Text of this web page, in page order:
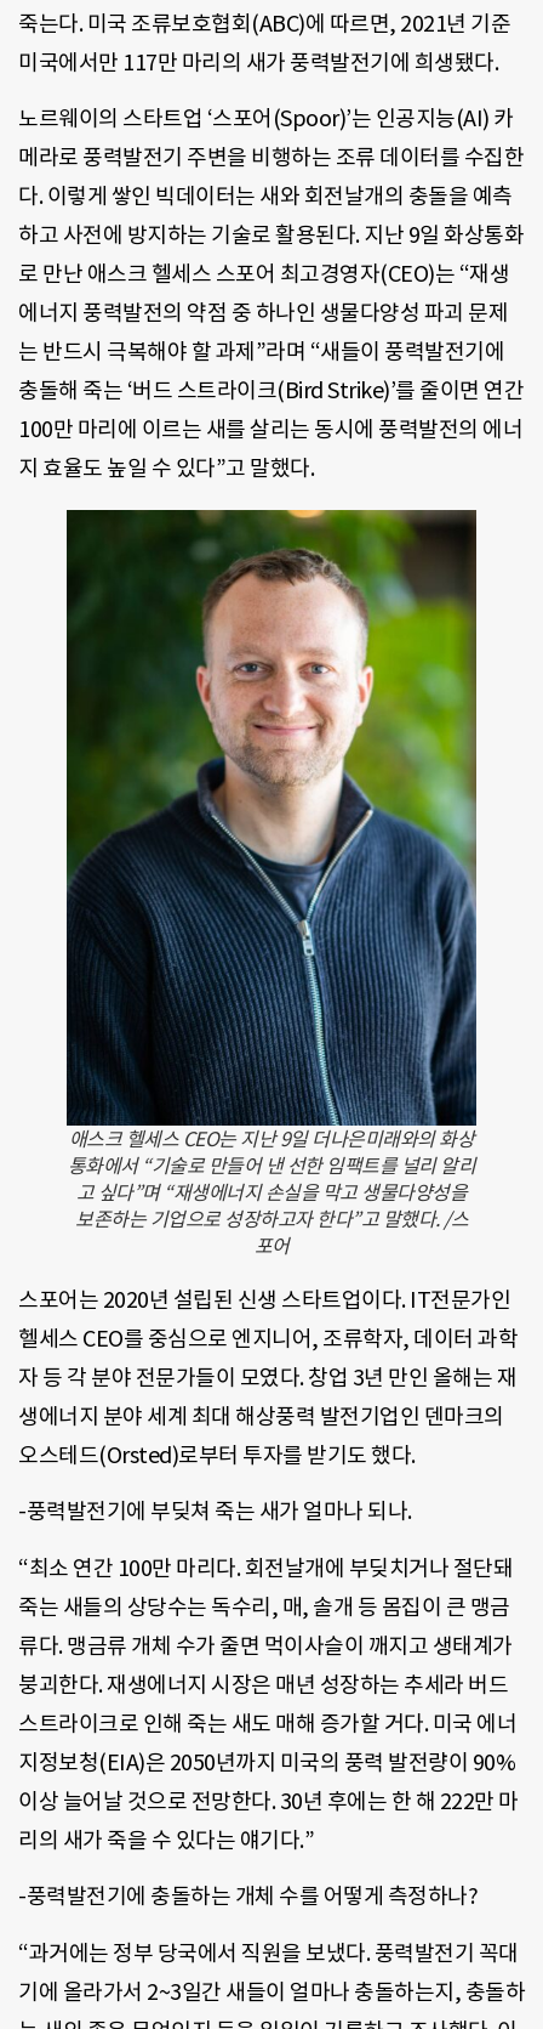
죽는다. 미국 조류보호협회(ABC)에 따르면, 2021년 기준
미국에서만 117만 마리의 새가 풍력발전기에 희생됐다.
노르웨이의 스타트업 ‘스포어(Spoor)’는 인공지능(AI) 카
메라로 풍력발전기 주변을 비행하는 조류 데이터를 수집한
다. 이렇게 쌓인 빅데이터는 새와 회전날개의 충돌을 예측
하고 사전에 방지하는 기술로 활용된다. 지난 9일 화상통화
로 만난 애스크 헬세스 스포어 최고경영자(CEO)는 “재생
에너지 풍력발전의 약점 중 하나인 생물다양성 파괴 문제
는 반드시 극복해야 할 과제”라며 “새들이 풍력발전기에
충돌해 죽는 ‘버드 스트라이크(Bird Strike)’를 줄이면 연간
100만 마리에 이르는 새를 살리는 동시에 풍력발전의 에너
지 효율도 높일 수 있다”고 말했다.
애스크 헬세스 CEO는 지난 9일 더나은미래와의 화상
통화에서 “기술로 만들어 낸 선한 임팩트를 널리 알리
고 싶다”며 “재생에너지 손실을 막고 생물다양성을
보존하는 기업으로 성장하고자 한다”고 말했다. /스
포어
스포어는 2020년 설립된 신생 스타트업이다. IT전문가인
헬세스 CEO를 중심으로 엔지니어, 조류학자, 데이터 과학
자 등 각 분야 전문가들이 모였다. 창업 3년 만인 올해는 재
생에너지 분야 세계 최대 해상풍력 발전기업인 덴마크의
오스테드(Orsted)로부터 투자를 받기도 했다.
-풍력발전기에 부딪쳐 죽는 새가 얼마나 되나.
“최소 연간 100만 마리다. 회전날개에 부딪치거나 절단돼
죽는 새들의 상당수는 독수리, 매, 솔개 등 몸집이 큰 맹금
류다. 맹금류 개체 수가 줄면 먹이사슬이 깨지고 생태계가
붕괴한다. 재생에너지 시장은 매년 성장하는 추세라 버드
스트라이크로 인해 죽는 새도 매해 증가할 거다. 미국 에너
지정보청(EIA)은 2050년까지 미국의 풍력 발전량이 90%
이상 늘어날 것으로 전망한다. 30년 후에는 한 해 222만 마
리의 새가 죽을 수 있다는 얘기다.”
-풍력발전기에 충돌하는 개체 수를 어떻게 측정하나?
“과거에는 정부 당국에서 직원을 보냈다. 풍력발전기 꼭대
기에 올라가서 2~3일간 새들이 얼마나 충돌하는지, 충돌하